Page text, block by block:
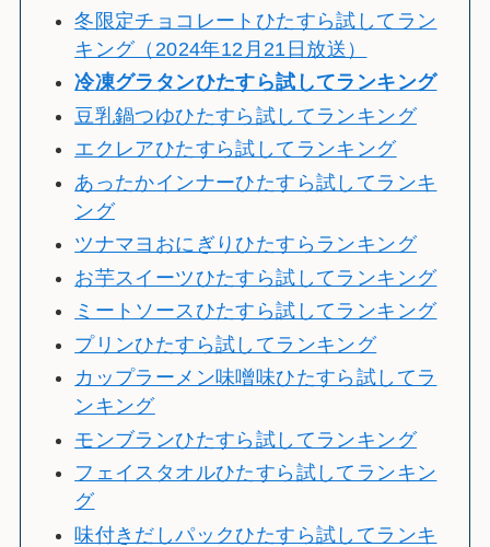
冬限定チョコレートひたすら試してラン
キング（2024年12月21日放送）
冷凍グラタンひたすら試してランキング
豆乳鍋つゆひたすら試してランキング
エクレアひたすら試してランキング
あったかインナーひたすら試してランキ
ング
ツナマヨおにぎりひたすらランキング
お芋スイーツひたすら試してランキング
ミートソースひたすら試してランキング
プリンひたすら試してランキング
カップラーメン味噌味ひたすら試してラ
ンキング
モンブランひたすら試してランキング
フェイスタオルひたすら試してランキン
グ
味付きだしパックひたすら試してランキ